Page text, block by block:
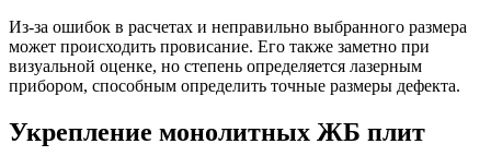
Из-за ошибок в расчетах и неправильно выбранного размера
может происходить провисание. Его также заметно при
визуальной оценке, но степень определяется лазерным
прибором, способным определить точные размеры дефекта.
Укрепление монолитных ЖБ плит